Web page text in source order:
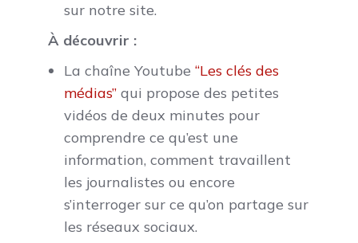
sur notre site.
À découvrir :
La chaîne Youtube “Les clés des
médias” qui propose des petites
vidéos de deux minutes pour
comprendre ce qu’est une
information, comment travaillent
les journalistes ou encore
s’interroger sur ce qu’on partage sur
les réseaux sociaux.